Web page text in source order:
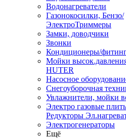
Водонагреватели
Газонокосилки, Бензо/
ЭлектроТриммеры
Замки, доводчики
Звонки
Кондиционеры/
Мойки
HUTER
Насосное
Снегоуборочная
Увлажнители, мойки
Электро газовые
Редукторы
Электрогенераторы
Ещё